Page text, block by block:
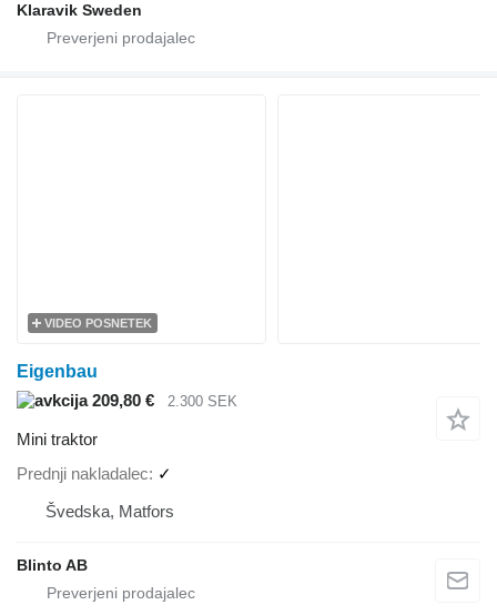
Klaravik Sweden
VIDEO POSNETEK
Eigenbau
209,80 €
2.300 SEK
Mini traktor
Prednji nakladalec
✓
Švedska, Matfors
Blinto AB